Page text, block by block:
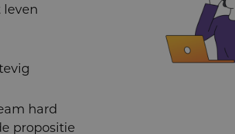
leven
hard
propositie